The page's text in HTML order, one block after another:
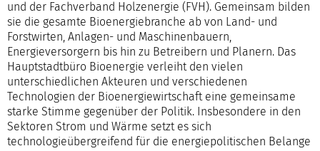
und der Fachverband Holzenergie (FVH). Gemeinsam bilden
sie die gesamte Bioenergiebranche ab von Land- und
Forstwirten, Anlagen- und Maschinenbauern,
Energieversorgern bis hin zu Betreibern und Planern. Das
Hauptstadtbüro Bioenergie verleiht den vielen
unterschiedlichen Akteuren und verschiedenen
Technologien der Bioenergiewirtschaft eine gemeinsame
starke Stimme gegenüber der Politik. Insbesondere in den
Sektoren Strom und Wärme setzt es sich
technologieübergreifend für die energiepolitischen Belange